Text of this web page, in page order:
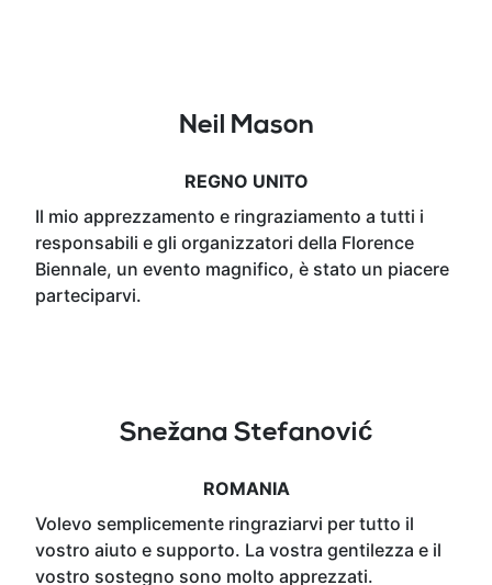
Neil Mason
REGNO UNITO
Il mio apprezzamento e ringraziamento a tutti i
responsabili e gli organizzatori della Florence
Biennale, un evento magnifico, è stato un piacere
parteciparvi.
Snežana Stefanović
ROMANIA
Volevo semplicemente ringraziarvi per tutto il
vostro aiuto e supporto. La vostra gentilezza e il
vostro sostegno sono molto apprezzati.